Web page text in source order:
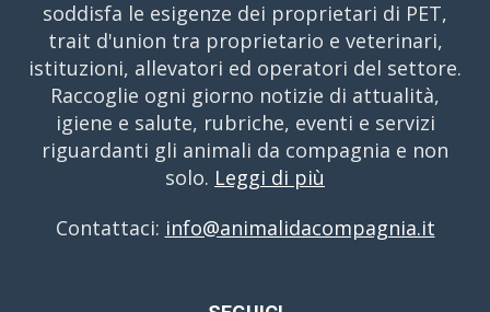
soddisfa le esigenze dei proprietari di PET,
trait d'union tra proprietario e veterinari,
istituzioni, allevatori ed operatori del settore.
Raccoglie ogni giorno notizie di attualità,
igiene e salute, rubriche, eventi e servizi
riguardanti gli animali da compagnia e non
solo. Leggi di più
Contattaci: info@animalidacompagnia.it